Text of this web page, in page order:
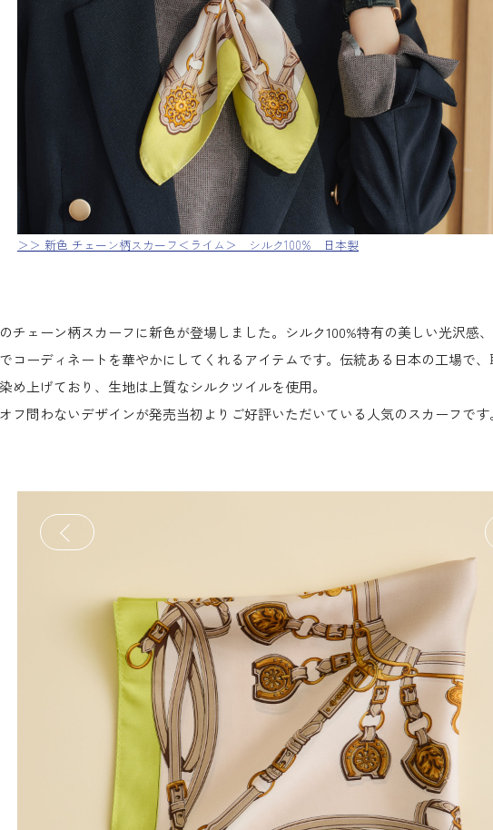
＞＞ 新色 チェーン柄スカーフ＜ライム＞ シルク100% 日本製
チェーン柄スカーフに新色が登場しました。シルク100%特有の美しい光沢感
コーディネートを華やかにしてくれるアイテムです。伝統ある日本の工場で
め上げており、生地は上質なシルクツイルを使用。
フ問わないデザインが発売当初よりご好評いただいている人気のスカーフです